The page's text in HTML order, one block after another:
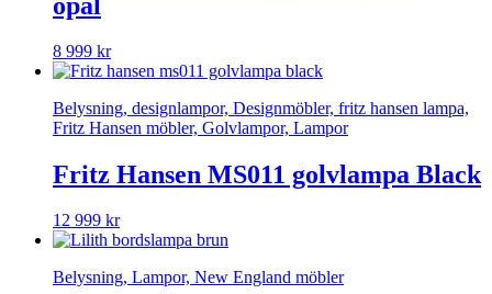
8 999 kr
Belysning, designlampor, Designmöbler, fritz hansen lampa,
Fritz Hansen möbler, Golvlampor, Lampor
Fritz Hansen MS011 golvlampa Black
12 999 kr
Belysning, Lampor, New England möbler